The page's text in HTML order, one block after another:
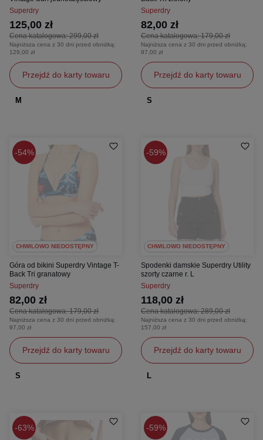
Superdry
Cena katalogowa:299,00 zł
125,00 zł
Najniższa cena z 30 dni przed obniżką:
129,00 zł
Przejdź do karty towaru
M
Superdry
Cena katalogowa:179,00 zł
82,00 zł
Najniższa cena z 30 dni przed obniżką:
97,00 zł
Przejdź do karty towaru
S
54%
CHWILOWO NIEDOSTĘPNY
Góra od bikini Superdry Vintage T-
Back Tri granatowy
Superdry
Cena katalogowa:179,00 zł
82,00 zł
Najniższa cena z 30 dni przed obniżką:
97,00 zł
Przejdź do karty towaru
S
59%
CHWILOWO NIEDOSTĘPNY
Spodenki damskie Superdry Utility
szorty czarne r. L
Superdry
Cena katalogowa:289,00 zł
118,00 zł
Najniższa cena z 30 dni przed obniżką:
157,00 zł
Przejdź do karty towaru
L
63% 59%